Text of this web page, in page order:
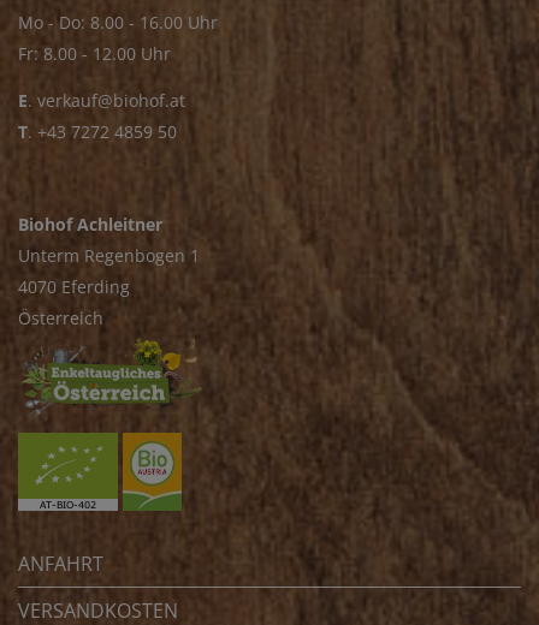
Mo - Do: 8.00 - 16.00 Uhr
Fr: 8.00 - 12.00 Uhr
E. verkauf@biohof.at
T. +43 7272 4859 50
Biohof Achleitner
Unterm Regenbogen 1
4070 Eferding
Österreich
ANFAHRT
VERSANDKOSTEN